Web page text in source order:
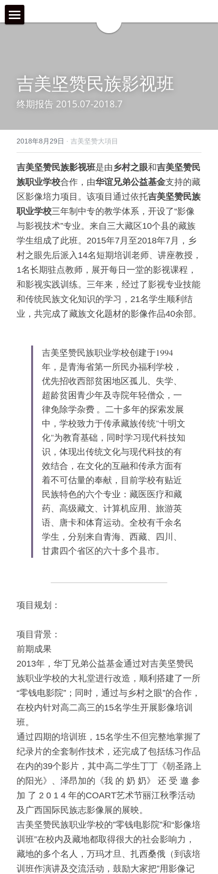
关于我们
何为「乡村之眼」
团队成员
加入我们
机构声明
工作伙伴 & 项目 & 宣传片
乡村拍客-影行者
青年影像行动者-乡语者
机构项目&项目宣传片
媒体聚焦
支持我们
机构服务品牌
「乡眼」影像库 及 员工通道
「荧光计划」公益放映
「乡野之路」田野基地
「乡村影像讲习所」影像学院
「乡土文化影像传习馆」
「北门回望」现代遇见乡土对话系列
吉美坚赞民族影视班
终期报告 2015.07-2018.7
2018年8月29日 · 吉美坚赞大項目
吉美坚赞民族影视班是由乡村之眼和吉美坚赞民
族职业学校合作，由华谊兄弟公益基金支持的藏
区影像培力项目。该项目通过依托吉美坚赞民族
职业学校三年制中专的教学体系，开设了“影像
与影视技术”专业。来自三大藏区10个县的藏族
学生组成了此班。2015年7月至2018年7月，乡
村之眼先后派入14名短期培训老师、讲座教授，
1名长期驻点教师，展开每日一堂的影视课程，
和影视实践训练。三年来，经过了影视专业技能
和传统民族文化知识的学习，21名学生顺利结
业，共完成了藏族文化题材的影像作品40余部。
吉美坚赞民族职业学校创建于1994
年，是青海省第一所民办福利学校，
优先招收西部贫困地区孤儿、失学、
超龄贫困青少年及寺院年轻僧众，一
律免除学杂费 。二十多年的探索发展
中，学校致力于传承藏族传统"十明文
化"为教育基础，同时学习现代科技知
识，体现出传统文化与现代科技的有
效结合，在文化的互融和传承方面有
着不可估量的奉献，目前学校有贴近
民族特色的六个专业：藏医医疗和藏
药、高级藏文、计算机应用、旅游英
语、唐卡和体育运动。全校有千余名
学生，分别来自青海、西藏、四川、
甘肃四个省区的六十多个县市。
项目规划：
项目背景：
前期成果
2013年，华丁兄弟公益基金通过对吉美坚赞民
族职业学校的大礼堂进行改造，顺利搭建了一所
“零钱电影院”；同时，通过与乡村之眼”的合作，
在校内针对高二高三的15名学生开展影像培训
班。
通过四期的培训班，15名学生不但完整地掌握了
纪录片的全套制作技术，还完成了包括练习作品
在内的39个影片，其中高二学生丁丁《朝圣路上
的阳光》、泽昂加的《我 的 奶 奶》 还 受 邀 参
加 了 2 0 1 4 年的COART艺术节丽江秋季活动
及广西国际民族志影像展的展映。
吉美坚赞民族职业学校的”零钱电影院”和“影像培
训班”在校内及藏地都取得很大的社会影响力，
藏地的多个名人，万玛才旦、扎西桑俄（到该培
训班作演讲及交流活动，鼓励大家把”用影像记